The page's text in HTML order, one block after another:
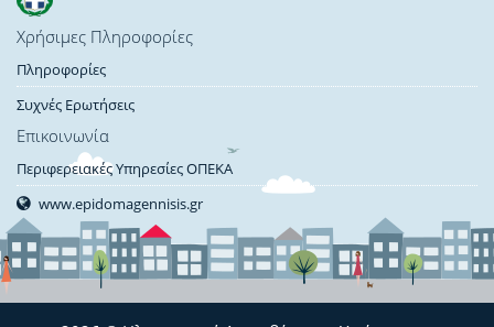
Χρήσιμες Πληροφορίες
Πληροφορίες
Συχνές Ερωτήσεις
Επικοινωνία
Περιφερειακές Υπηρεσίες ΟΠΕΚΑ
www.epidomagennisis.gr